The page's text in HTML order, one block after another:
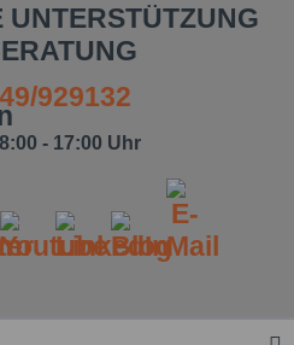
UNTERSTÜTZUNG
929132
- 17:00 Uhr